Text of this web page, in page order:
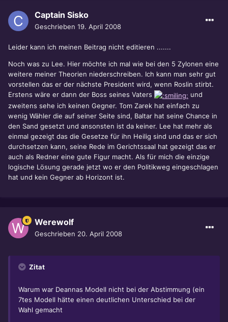
Captain Sisko
Geschrieben 19. April 2008
Leider kann ich meinen Beitrag nicht editieren .......
Noch was zu Lee. Hier möchte ich mal wie bei den 5 Zylonen eine
weitere meiner Theorien niederschreiben. Ich kann man sehr gut
vorstellen das er der nächste President wird, wenn Roslin stirbt.
Erstens wäre er dann der Boss seines Vaters
und
zweitens sehe ich keinen Gegner. Tom Zarek hat einfach zu
wenig Wähler die auf seiner Seite sind, Baltar hat seine Chance in
den Sand gesetzt und ansonsten ist da keiner. Lee hat mehr als
einmal gezeigt das die Gesetze für ihn Heilig sind und das er sich
durchsetzen kann, seine Rede im Gerichtssaal hat gezeigt das er
auch als Redner eine gute Figur macht. Als für mich die einzige
logische Lösung gerade jetzt wo er den Politikweg eingeschlagen
hat und kein Gegner ab Horizont ist.
Werewolf
Geschrieben 20. April 2008
Zitat
Warum war Deannas Modell nicht bei der Abstimmung (ein
7tes Modell hätte einen deutlichen Unterschied bei der
Wahl gemacht